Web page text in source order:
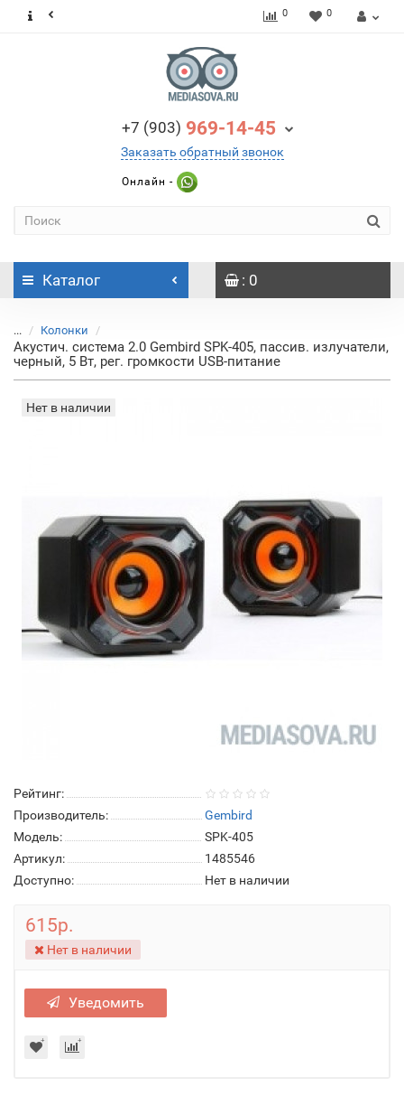
0 0
+7 (903) 969-14-45
Заказать обратный звонок
Онлайн -
Каталог : 0
... Колонки
Акустич. система 2.0 Gembird SPK-405, пассив. излучатели,
черный, 5 Вт, рег. громкости USB-питание
Нет в наличии
Рейтинг:
Производитель:
Gembird
Модель:
SPK-405
Артикул:
1485546
Доступно:
Нет в наличии
615р.
Нет в наличии
Уведомить